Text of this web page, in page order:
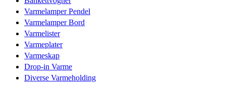
Varmelamper Pendel
Varmelamper Bord
Varmelister
Varmeplater
Varmeskap
Drop-in Varme
Diverse Varmeholding